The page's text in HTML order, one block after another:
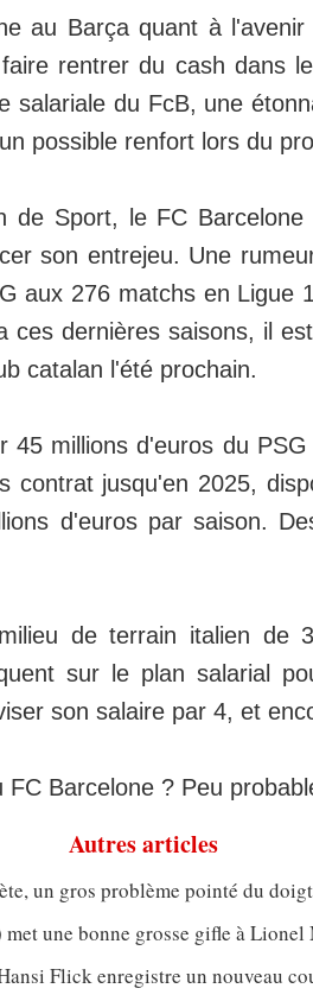
au Barça quant à
rentrer du cash dans
salariale du FcB, une
possible renfort lors du
de Sport, le FC
son entrejeu. Une
aux 276 matchs en Ligue
ces dernières saisons, il
catalan l'été prochain.
45 millions d'euros du
contrat jusqu'en 2025,
d'euros par saison.
de terrain italien de
sur le plan salarial
son salaire par 4, et
Barcelone ? Peu
Autres articles
un gros problème pointé du doigt
une bonne grosse gifle à
Flick enregistre un nouveau